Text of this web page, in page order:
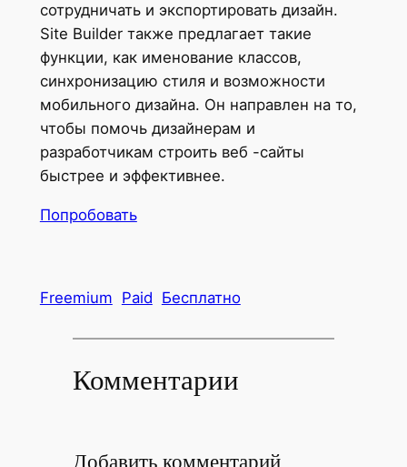
сотрудничать и экспортировать дизайн.
Site Builder также предлагает такие
функции, как именование классов,
синхронизацию стиля и возможности
мобильного дизайна. Он направлен на то,
чтобы помочь дизайнерам и
разработчикам строить веб -сайты
быстрее и эффективнее.
Попробовать
Freemium Paid Бесплатно
Комментарии
Добавить комментарий